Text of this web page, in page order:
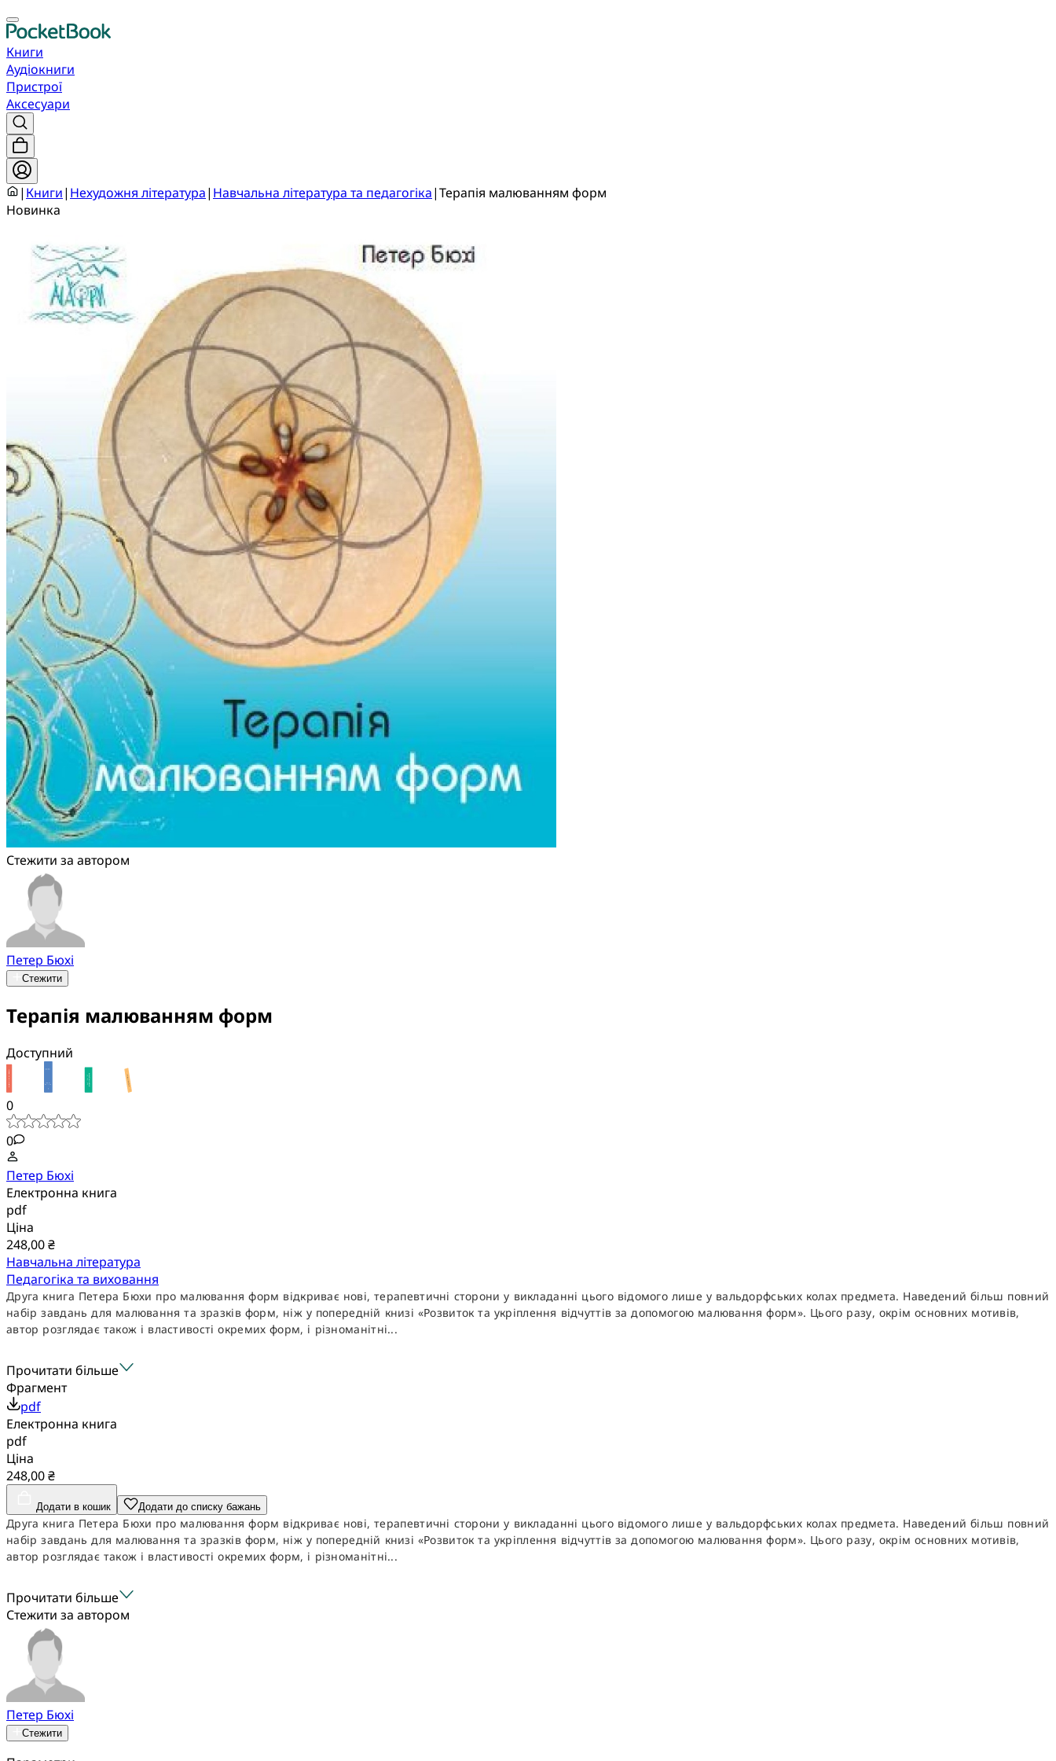
Книги
Аудіокниги
Пристрої
Аксесуари
| Книги| Нехудожня література| Навчальна література та педагогіка|Терапія малюванням форм
Новинка
Стежити за автором
Петер Бюхі
Стежити
Терапія малюванням форм
Доступний
0
0
Петер Бюхі
Електронна книга
pdf
Ціна
248,00 ₴
Навчальна література
Педагогіка та виховання
Друга книга Петера Бюхи про малювання форм відкриває нові, терапевтичні сторони у викладанні цього відомого лише у вальдорфських колах предмета. Наведений більш повний
набір завдань для малювання та зразків форм, ніж у попередній книзі «Розвиток та укріплення відчуттів за допомогою малювання форм». Цього разу, окрім основних мотивів,
автор розглядає також і властивості окремих форм, і різноманітні...
Прочитати більше
Фрагмент
pdf
Електронна книга
pdf
Ціна
248,00 ₴
Додати в кошик Додати до списку бажань
Друга книга Петера Бюхи про малювання форм відкриває нові, терапевтичні сторони у викладанні цього відомого лише у вальдорфських колах предмета. Наведений більш повний
набір завдань для малювання та зразків форм, ніж у попередній книзі «Розвиток та укріплення відчуттів за допомогою малювання форм». Цього разу, окрім основних мотивів,
автор розглядає також і властивості окремих форм, і різноманітні...
Прочитати більше
Стежити за автором
Петер Бюхі
Стежити